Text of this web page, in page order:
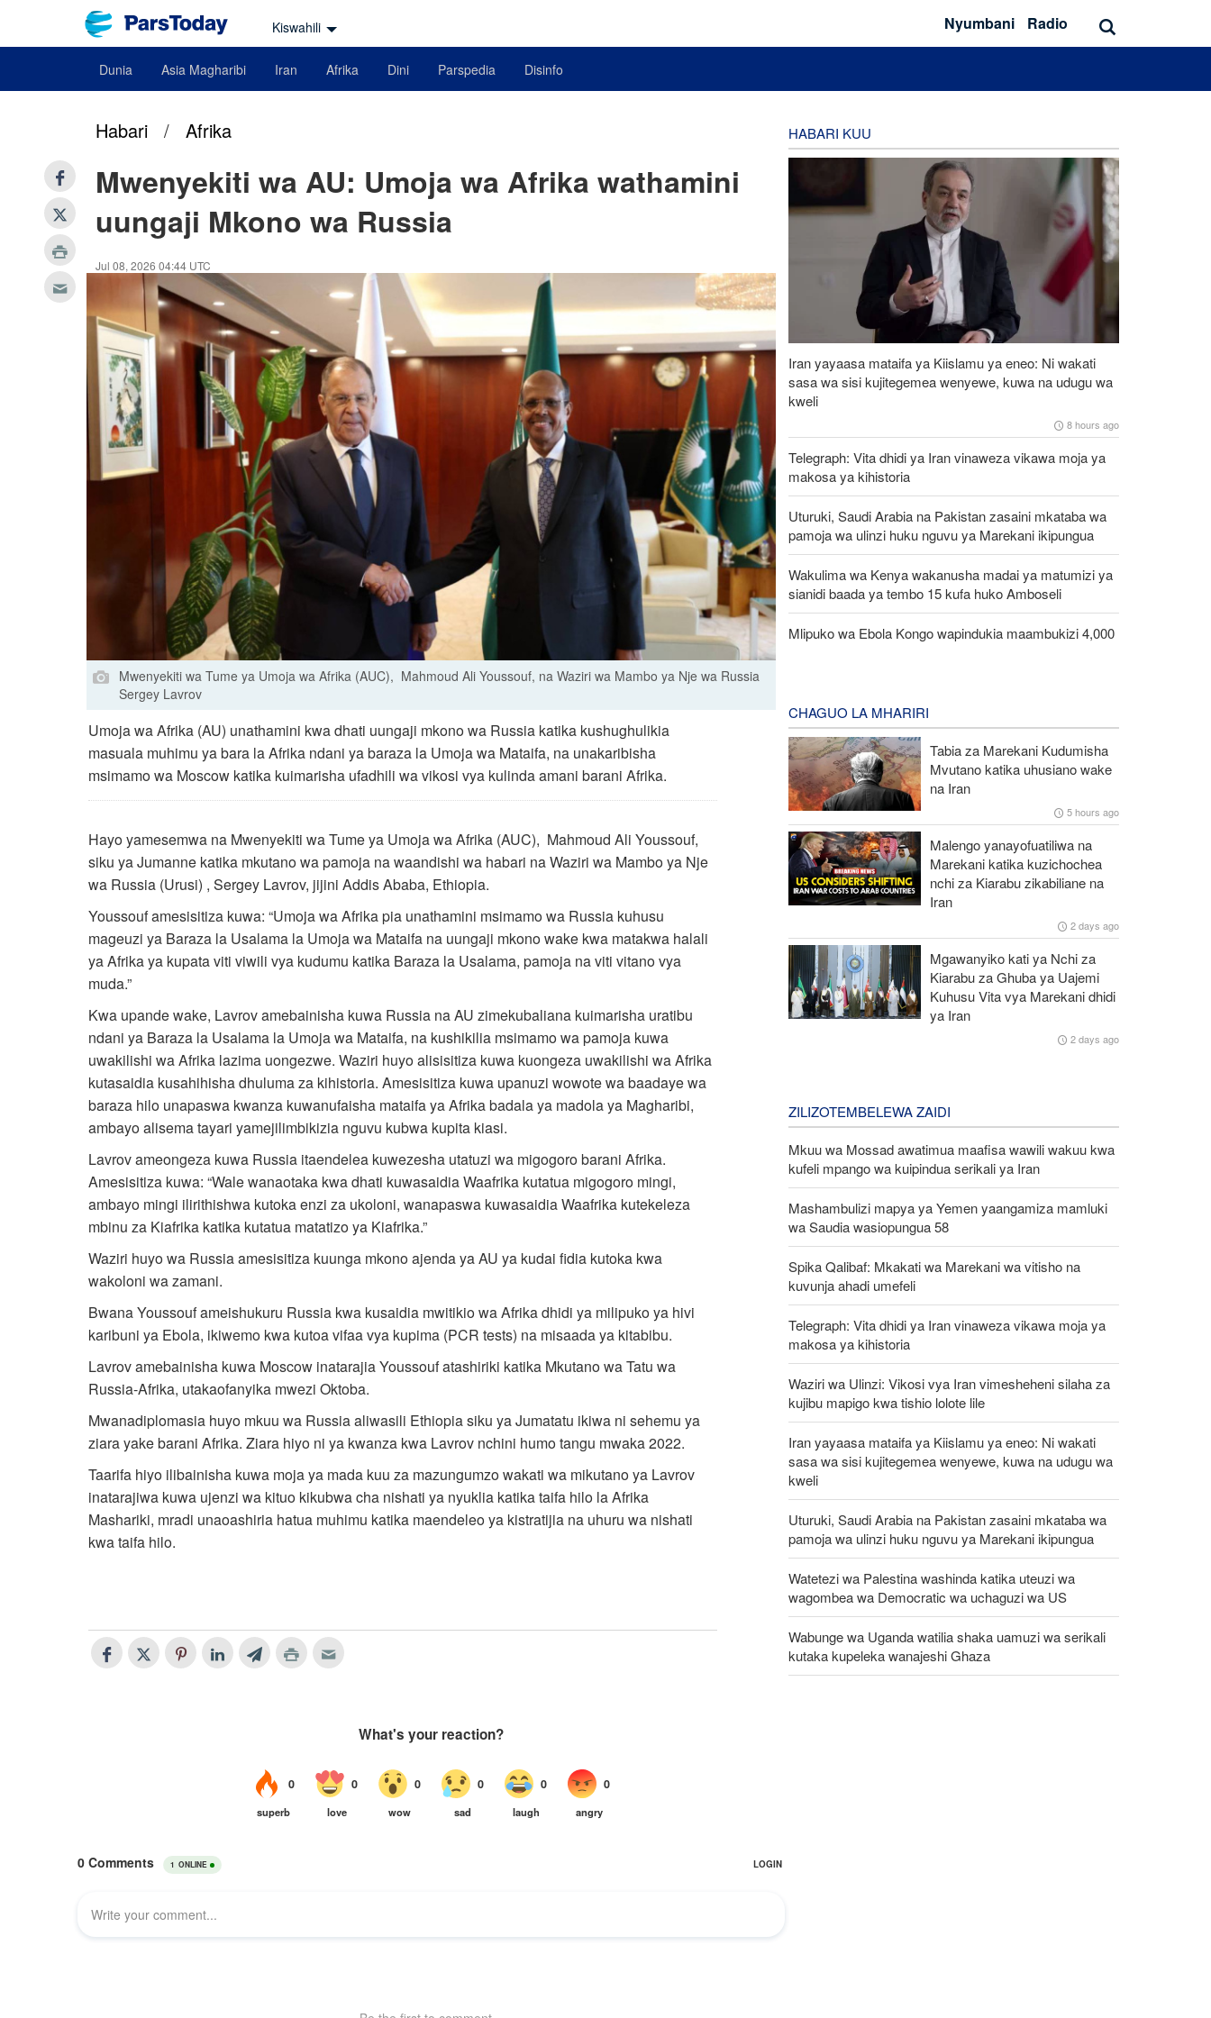
Kiswahili Nyumbani Radio
Dunia Asia Magharibi Iran Afrika Dini Parspedia Disinfo
Habari / Afrika
Mwenyekiti wa AU: Umoja wa Afrika wathamini
uungaji Mkono wa Russia
Jul 08, 2026 04:44 UTC
Mwenyekiti wa Tume ya Umoja wa Afrika (AUC), Mahmoud Ali Youssouf, na Waziri wa Mambo ya Nje wa Russia
Sergey Lavrov
Umoja wa Afrika (AU) unathamini kwa dhati uungaji mkono wa Russia katika kushughulikia
masuala muhimu ya bara la Afrika ndani ya baraza la Umoja wa Mataifa, na unakaribisha
msimamo wa Moscow katika kuimarisha ufadhili wa vikosi vya kulinda amani barani Afrika.
Hayo yamesemwa na Mwenyekiti wa Tume ya Umoja wa Afrika (AUC), Mahmoud Ali Youssouf,
siku ya Jumanne katika mkutano wa pamoja na waandishi wa habari na Waziri wa Mambo ya Nje
wa Russia (Urusi) , Sergey Lavrov, jijini Addis Ababa, Ethiopia.
Youssouf amesisitiza kuwa: “Umoja wa Afrika pia unathamini msimamo wa Russia kuhusu
mageuzi ya Baraza la Usalama la Umoja wa Mataifa na uungaji mkono wake kwa matakwa halali
ya Afrika ya kupata viti viwili vya kudumu katika Baraza la Usalama, pamoja na viti vitano vya
muda.”
Kwa upande wake, Lavrov amebainisha kuwa Russia na AU zimekubaliana kuimarisha uratibu
ndani ya Baraza la Usalama la Umoja wa Mataifa, na kushikilia msimamo wa pamoja kuwa
uwakilishi wa Afrika lazima uongezwe. Waziri huyo alisisitiza kuwa kuongeza uwakilishi wa Afrika
kutasaidia kusahihisha dhuluma za kihistoria. Amesisitiza kuwa upanuzi wowote wa baadaye wa
baraza hilo unapaswa kwanza kuwanufaisha mataifa ya Afrika badala ya madola ya Magharibi,
ambayo alisema tayari yamejilimbikizia nguvu kubwa kupita kiasi.
Lavrov ameongeza kuwa Russia itaendelea kuwezesha utatuzi wa migogoro barani Afrika.
Amesisitiza kuwa: “Wale wanaotaka kwa dhati kuwasaidia Waafrika kutatua migogoro mingi,
ambayo mingi ilirithishwa kutoka enzi za ukoloni, wanapaswa kuwasaidia Waafrika kutekeleza
mbinu za Kiafrika katika kutatua matatizo ya Kiafrika.”
Waziri huyo wa Russia amesisitiza kuunga mkono ajenda ya AU ya kudai fidia kutoka kwa
wakoloni wa zamani.
Bwana Youssouf ameishukuru Russia kwa kusaidia mwitikio wa Afrika dhidi ya milipuko ya hivi
karibuni ya Ebola, ikiwemo kwa kutoa vifaa vya kupima (PCR tests) na misaada ya kitabibu.
Lavrov amebainisha kuwa Moscow inatarajia Youssouf atashiriki katika Mkutano wa Tatu wa
Russia-Afrika, utakaofanyika mwezi Oktoba.
Mwanadiplomasia huyo mkuu wa Russia aliwasili Ethiopia siku ya Jumatatu ikiwa ni sehemu ya
ziara yake barani Afrika. Ziara hiyo ni ya kwanza kwa Lavrov nchini humo tangu mwaka 2022.
Taarifa hiyo ilibainisha kuwa moja ya mada kuu za mazungumzo wakati wa mikutano ya Lavrov
inatarajiwa kuwa ujenzi wa kituo kikubwa cha nishati ya nyuklia katika taifa hilo la Afrika
Mashariki, mradi unaoashiria hatua muhimu katika maendeleo ya kistratijia na uhuru wa nishati
kwa taifa hilo.
HABARI KUU
Iran yayaasa mataifa ya Kiislamu ya eneo: Ni wakati
sasa wa sisi kujitegemea wenyewe, kuwa na udugu wa
kweli
8 hours ago
Telegraph: Vita dhidi ya Iran vinaweza vikawa moja ya
makosa ya kihistoria
Uturuki, Saudi Arabia na Pakistan zasaini mkataba wa
pamoja wa ulinzi huku nguvu ya Marekani ikipungua
Wakulima wa Kenya wakanusha madai ya matumizi ya
sianidi baada ya tembo 15 kufa huko Amboseli
Mlipuko wa Ebola Kongo wapindukia maambukizi 4,000
CHAGUO LA MHARIRI
Tabia za Marekani Kudumisha
Mvutano katika uhusiano wake
na Iran
5 hours ago
Malengo yanayofuatiliwa na
Marekani katika kuzichochea
nchi za Kiarabu zikabiliane na
Iran
2 days ago
Mgawanyiko kati ya Nchi za
Kiarabu za Ghuba ya Uajemi
Kuhusu Vita vya Marekani dhidi
ya Iran
2 days ago
ZILIZOTEMBELEWA ZAIDI
Mkuu wa Mossad awatimua maafisa wawili wakuu kwa
kufeli mpango wa kuipindua serikali ya Iran
Mashambulizi mapya ya Yemen yaangamiza mamluki
wa Saudia wasiopungua 58
Spika Qalibaf: Mkakati wa Marekani wa vitisho na
kuvunja ahadi umefeli
Telegraph: Vita dhidi ya Iran vinaweza vikawa moja ya
makosa ya kihistoria
Waziri wa Ulinzi: Vikosi vya Iran vimesheheni silaha za
kujibu mapigo kwa tishio lolote lile
Iran yayaasa mataifa ya Kiislamu ya eneo: Ni wakati
sasa wa sisi kujitegemea wenyewe, kuwa na udugu wa
kweli
Uturuki, Saudi Arabia na Pakistan zasaini mkataba wa
pamoja wa ulinzi huku nguvu ya Marekani ikipungua
Watetezi wa Palestina washinda katika uteuzi wa
wagombea wa Democratic wa uchaguzi wa US
Wabunge wa Uganda watilia shaka uamuzi wa serikali
kutaka kupeleka wanajeshi Ghaza